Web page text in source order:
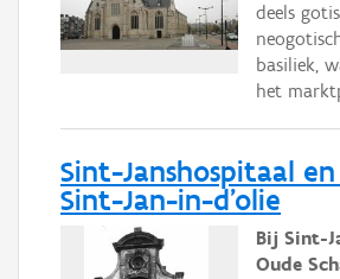
deels
basiliek,
het
Sint-Janshospitaal
Sint-Jan-in-d'olie
Bij Sint-
Oude